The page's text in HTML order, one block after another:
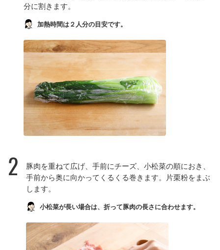
分に割きます。
加熱時間は２人分の目安です。
2
豚肉を重ねて広げ、手前にチーズ、小松菜の順におき、
手前から奥に向かってくるくる巻きます。片栗粉をまぶ
します。
小松菜が長い場合は、折って豚肉の長さに合わせます。